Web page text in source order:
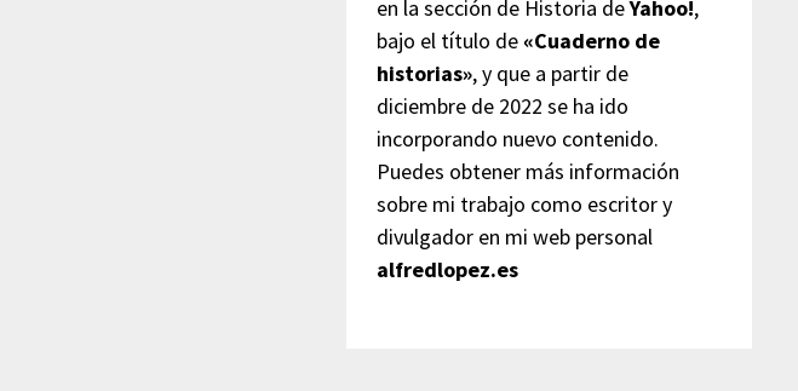
en la sección de Historia deYahoo!,
bajo el título de «Cuaderno de
historias», y que a partir de
diciembre de 2022 se ha ido
incorporando nuevo contenido.
Puedes obtener más información
sobre mi trabajo como escritor y
divulgador en mi web personal
alfredlopez.es